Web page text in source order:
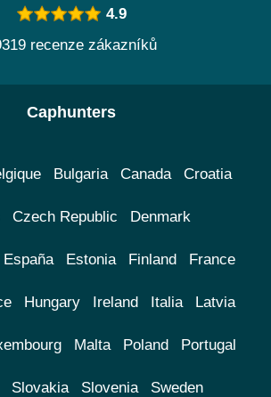
4.9
recenze zákazníků
Caphunters
Bulgaria Canada Croatia
Czech Republic Denmark
España Estonia Finland France
Hungary Ireland Italia Latvia
Malta Poland Portugal
Slovakia Slovenia Sweden